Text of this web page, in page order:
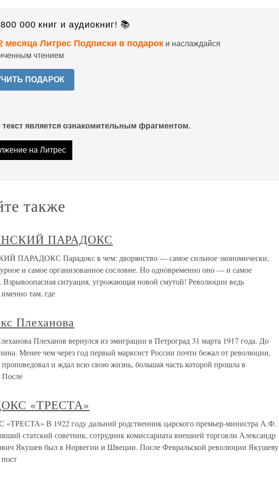
000 книг и аудиокниг! 📚
месяца Литрес Подписки в подарок и наслаждайся
чтением
ПОДАРОК
является ознакомительным фрагментом.
на Литрес
также
ПАРАДОКС
ПАРАДОКС Парадокс в чем: дворянство — самое сильное экономически,
и самое организованное сословие. Но одновременно оно — и самое
Взрывоопасная ситуация, угрожающая новой смутой! Революции ведь
там, где
Плеханова
Плеханов вернулся из эмиграции в Петроград 31 марта 1917 года. До
Менее чем через год первый марксист России почти бежал от революции,
и ждал всю свою жизнь, большая часть которой прошла в
После
«ТРЕСТА»
В 1922 году дальний родственник царского премьер-министра А.Ф.
статский советник, сотрудник комиссариата внешней торговли Александр
Якушев был в Норвегии и Швеции. После Февральской революции Якушеву